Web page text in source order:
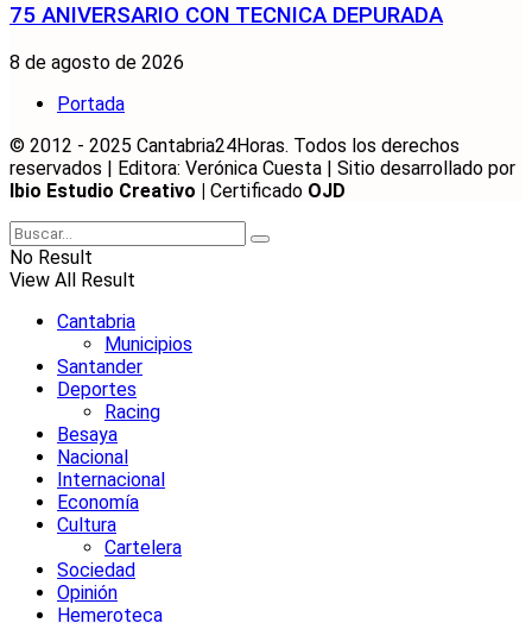
75 ANIVERSARIO CON TECNICA DEPURADA
8 de agosto de 2026
Portada
© 2012 - 2025 Cantabria24Horas. Todos los derechos
reservados | Editora: Verónica Cuesta | Sitio desarrollado por
Ibio Estudio Creativo | Certificado OJD
No Result
View All Result
Cantabria
Municipios
Santander
Deportes
Racing
Besaya
Nacional
Internacional
Economía
Cultura
Cartelera
Sociedad
Opinión
Hemeroteca